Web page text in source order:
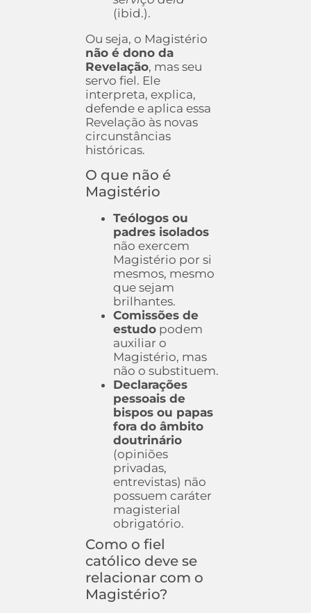
(ibid.).
Ou seja, o Magistério
não é dono da
Revelação, mas seu
servo fiel. Ele
interpreta, explica,
defende e aplica essa
Revelação às novas
circunstâncias
históricas.
O que não é
Magistério
Teólogos ou
padres isolados
não exercem
Magistério por si
mesmos, mesmo
que sejam
brilhantes.
Comissões de
estudo podem
auxiliar o
Magistério, mas
não o substituem.
Declarações
pessoais de
bispos ou papas
fora do âmbito
doutrinário
(opiniões
privadas,
entrevistas) não
possuem caráter
magisterial
obrigatório.
Como o fiel
católico deve se
relacionar com o
Magistério?